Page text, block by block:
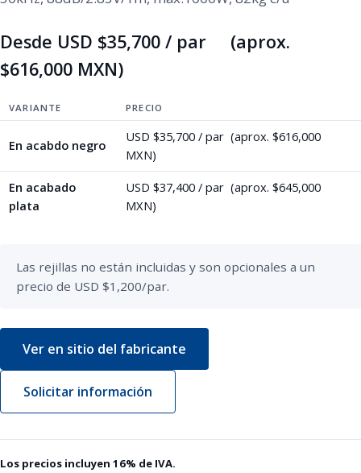
Desde USD $35,700 / par (aprox.
$616,000 MXN)
VARIANTE PRECIO
En acabdo negro
USD $35,700 / par (aprox. $616,000
MXN)
En acabado
plata
USD $37,400 / par (aprox. $645,000
MXN)
Las rejillas no están incluidas y son opcionales a un
precio de USD $1,200/par.
Ver en sitio del fabricante
Solicitar información
Los precios incluyen 16% de IVA.